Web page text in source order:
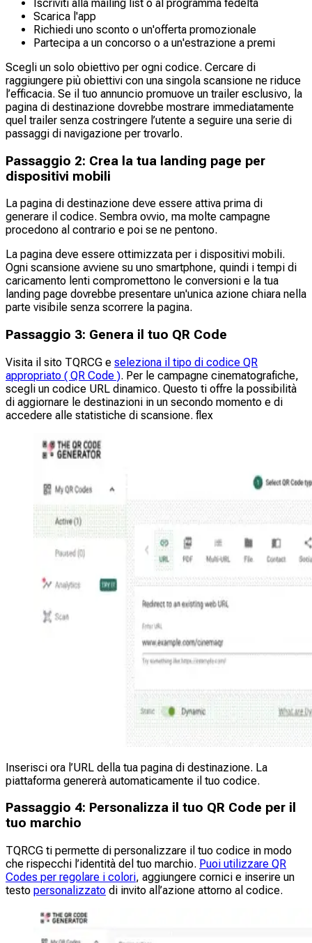
Iscriviti alla mailing list o al programma fedeltà
Scarica l'app
Richiedi uno sconto o un'offerta promozionale
Partecipa a un concorso o a un'estrazione a premi
Scegli un solo obiettivo per ogni codice. Cercare di
raggiungere più obiettivi con una singola scansione ne riduce
l’efficacia. Se il tuo annuncio promuove un trailer esclusivo, la
pagina di destinazione dovrebbe mostrare immediatamente
quel trailer senza costringere l’utente a seguire una serie di
passaggi di navigazione per trovarlo.
Passaggio 2: Crea la tua landing page per
dispositivi mobili
La pagina di destinazione deve essere attiva prima di
generare il codice. Sembra ovvio, ma molte campagne
procedono al contrario e poi se ne pentono.
La pagina deve essere ottimizzata per i dispositivi mobili.
Ogni scansione avviene su uno smartphone, quindi i tempi di
caricamento lenti compromettono le conversioni e la tua
landing page dovrebbe presentare un'unica azione chiara nella
parte visibile senza scorrere la pagina.
Passaggio 3: Genera il tuo QR Code
Visita il sito TQRCG e seleziona il tipo di codice QR
appropriato ( QR Code ). Per le campagne cinematografiche,
scegli un codice URL dinamico. Questo ti offre la possibilità
di aggiornare le destinazioni in un secondo momento e di
accedere alle statistiche di scansione. flex
Inserisci ora l’URL della tua pagina di destinazione. La
piattaforma genererà automaticamente il tuo codice.
Passaggio 4: Personalizza il tuo QR Code per il
tuo marchio
TQRCG ti permette di personalizzare il tuo codice in modo
che rispecchi l’identità del tuo marchio. Puoi utilizzare QR
Codes per regolare i colori, aggiungere cornici e inserire un
testo personalizzato di invito all’azione attorno al codice.